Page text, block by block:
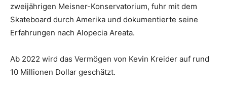
zweijährigen Meisner-Konservatorium, fuhr mit dem
Skateboard durch Amerika und dokumentierte seine
Erfahrungen nach Alopecia Areata.
Ab 2022 wird das Vermögen von Kevin Kreider auf rund
10 Millionen Dollar geschätzt.